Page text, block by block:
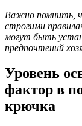
Важно помнить,
строгими
могут быть
предпочтений
Уровень
фактор в
крючка